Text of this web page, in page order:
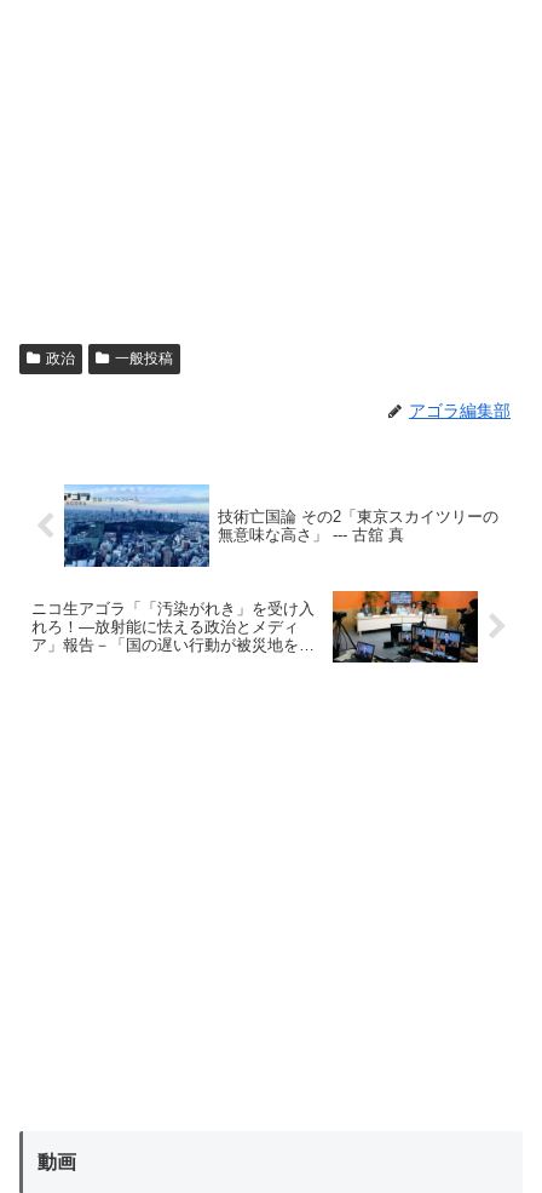
政治 一般投稿
アゴラ編集部
技術亡国論 その2「東京スカイツリーの
無意味な高さ」 --- 古舘 真
ニコ生アゴラ「「汚染がれき」を受け入
れろ！―放射能に怯える政治とメディ
ア」報告－「国の遅い行動が被災地を苦
動画